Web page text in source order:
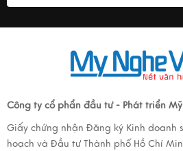
Công ty cổ phẩn đầu tư - Phát triển
Giấy chứng nhận Đăng ký Kinh doanh
hoạch và Đầu tư Thành phố Hồ Chí